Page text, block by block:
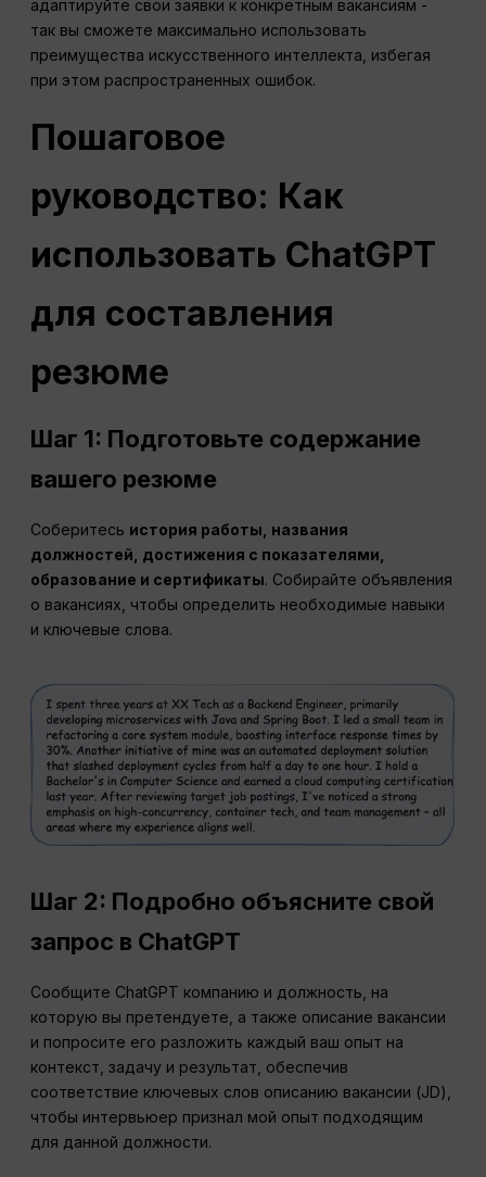
адаптируйте свои заявки к конкретным вакансиям -
так вы сможете максимально использовать
преимущества искусственного интеллекта, избегая
при этом распространенных ошибок.
Пошаговое
руководство: Как
использовать ChatGPT
для составления
резюме
Шаг 1: Подготовьте содержание
вашего резюме
Соберитесь история работы, названия
должностей, достижения с показателями,
образование и сертификаты. Собирайте объявления
о вакансиях, чтобы определить необходимые навыки
и ключевые слова.
Шаг 2: Подробно объясните свой
запрос в ChatGPT
Сообщите ChatGPT компанию и должность, на
которую вы претендуете, а также описание вакансии
и попросите его разложить каждый ваш опыт на
контекст, задачу и результат, обеспечив
соответствие ключевых слов описанию вакансии (JD),
чтобы интервьюер признал мой опыт подходящим
для данной должности.